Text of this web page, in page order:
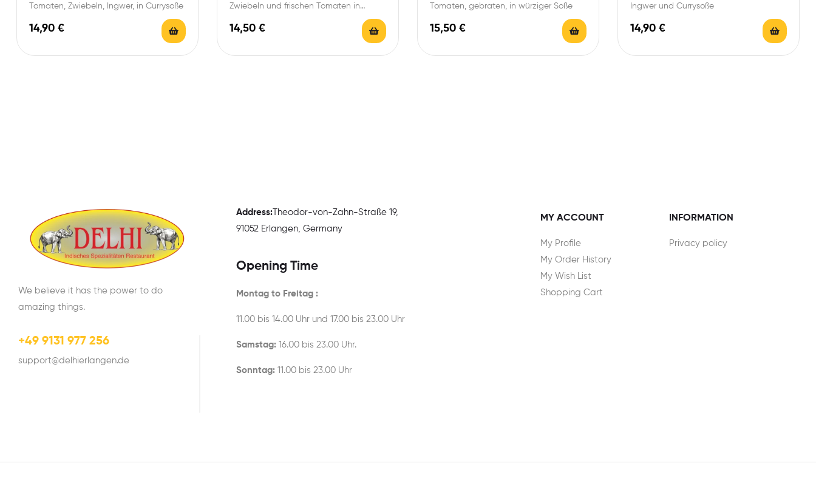
Tomaten, Zwiebeln, Ingwer, in Currysoße
14,90 €
Zwiebeln und frischen Tomaten in
14,50 €
Tomaten, gebraten, in würziger Soße
15,50 €
Ingwer und Currysoße
14,90 €
We believe it has the power to do
amazing things.
+49 9131 977 256
support@delhierlangen.de
Address:Theodor-von-Zahn-Straße 19,
91052 Erlangen, Germany
Opening Time
Montag to Freitag :
11.00 bis 14.00 Uhr und 17.00 bis 23.00 Uhr
Samstag:16.00 bis 23.00 Uhr.
Sonntag:11.00 bis 23.00 Uhr
MY ACCOUNT
My Profile
My Order History
My Wish List
Shopping Cart
INFORMATION
Privacy policy